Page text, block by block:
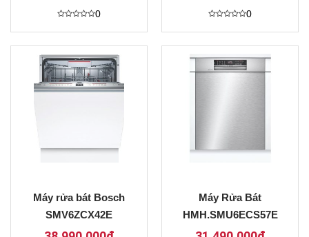
xếp
0
5
sao
0
xếp
0
sao
0
Máy rửa bát Bosch
SMV6ZCX42E
Máy Rửa Bát
HMH.SMU6ECS57E